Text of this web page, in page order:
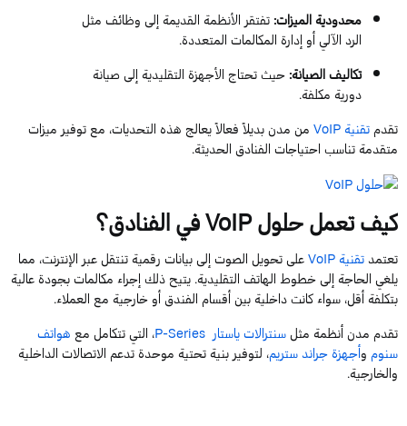
محدوديةالميزات:تفتقر الأنظمةالقديمة إلى وظائف مثل
الرد الآلي أو إدارة المكالمات المتعددة.
تكاليف الصيانة:حيثتحتاج الأجهزة التقليدية إلى صيانة
دورية مكلفة.
تقدمتقنيةVoIPمن مدن بديلاً فعالاً يعالج هذه التحديات، مع توفير ميزات
متقدمة تناسب احتياجات الفنادق الحديثة.
كيف تعمل حلولVoIPفي الفنادق؟
تعتمدتقنيةVoIPعلى تحويل الصوت إلى بيانات رقمية تنتقل عبر الإنترنت، مما
يلغي الحاجة إلى خطوط الهاتف التقليدية. يتيح ذلك إجراء مكالمات بجودة عالية
بتكلفة أقل، سواء كانت داخلية بين أقسام الفندق أو خارجية مع العملاء.
تقدممدنأنظمةمثلسنترالاتياستار P-Series ، التيتتكاملمعهواتف
سنوموأجهزةجراندستريم، لتوفيربنيةتحتيةموحدةتدعمالاتصالاتالداخلية
والخارجية.